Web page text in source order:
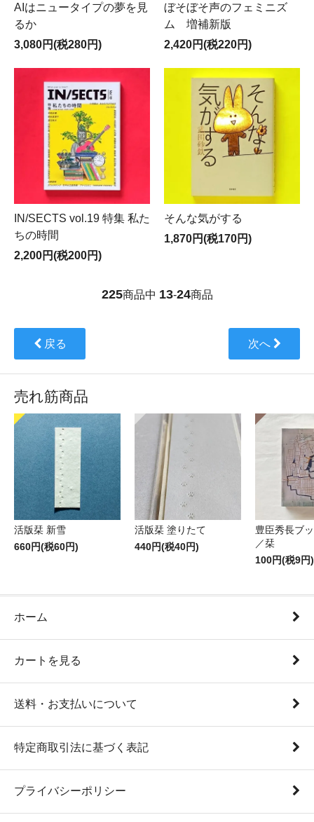
AIはニュータイプの夢を見
るか
3,080円(税280円)
ぼそぼそ声のフェミニズ
ム 増補新版
2,420円(税220円)
IN/SECTS vol.19 特集 私た
ちの時間
2,200円(税200円)
そんな気がする
1,870円(税170円)
225商品中 13-24商品
戻る 次へ
売れ筋商品
活版栞 新雪
660円(税60円)
活版栞 塗りたて
440円(税40円)
豊臣秀長ブ
／栞
100円(税9円)
ホーム
カートを見る
送料・お支払いについて
特定商取引法に基づく表記
プライバシーポリシー